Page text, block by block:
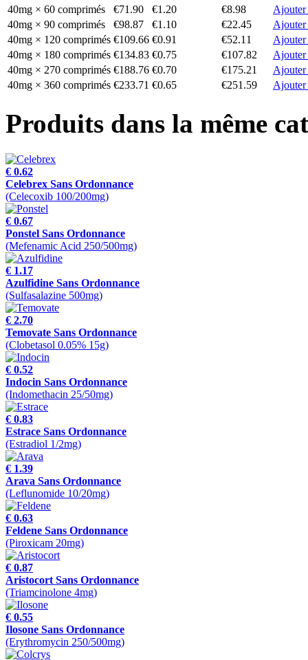
40mg × 60 comprimés €71.90 €1.20 €8.98
Ajouter
40mg × 90 comprimés
€98.87 €1.10 €22.45
Ajouter
40mg × 120 comprimés €109.66 €0.91 €52.11
Ajouter
40mg × 180 comprimés €134.83 €0.75 €107.82
Ajouter
40mg × 270 comprimés €188.76 €0.70 €175.21
Ajouter
40mg × 360 comprimés €233.71 €0.65 €251.59 Ajouter
Produits dans la même
€ 0.62
Celebrex Sans Ordonnance
(Celecoxib 100/200mg)
€ 0.67
Ponstel Sans Ordonnance
(Mefenamic Acid 250/500mg)
€ 1.17
Azulfidine Sans Ordonnance
(Sulfasalazine 500mg)
€ 2.70
Temovate Sans Ordonnance
(Clobetasol 0.05% 15g)
€ 0.52
Indocin Sans Ordonnance
(Indomethacin 25/50mg)
€ 0.83
Estrace Sans Ordonnance
(Estradiol 1/2mg)
€ 1.39
Arava Sans Ordonnance
(Leflunomide 10/20mg)
€ 0.63
Feldene Sans Ordonnance
(Piroxicam 20mg)
€ 0.87
Aristocort Sans Ordonnance
(Triamcinolone 4mg)
€ 0.55
Ilosone Sans Ordonnance
(Erythromycin 250/500mg)